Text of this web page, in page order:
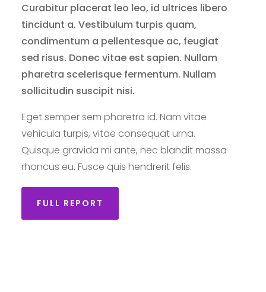
Curabitur placerat leo leo, id ultrices libero
tincidunt a. Vestibulum turpis quam,
condimentum a pellentesque ac, feugiat
sed risus. Donec vitae est sapien. Nullam
pharetra scelerisque fermentum. Nullam
sollicitudin suscipit nisi.
Eget semper sem pharetra id. Nam vitae
vehicula turpis, vitae consequat urna.
Quisque gravida mi ante, nec blandit massa
rhoncus eu. Fusce quis hendrerit felis.
FULL REPORT